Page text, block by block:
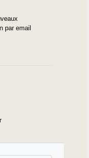
par email